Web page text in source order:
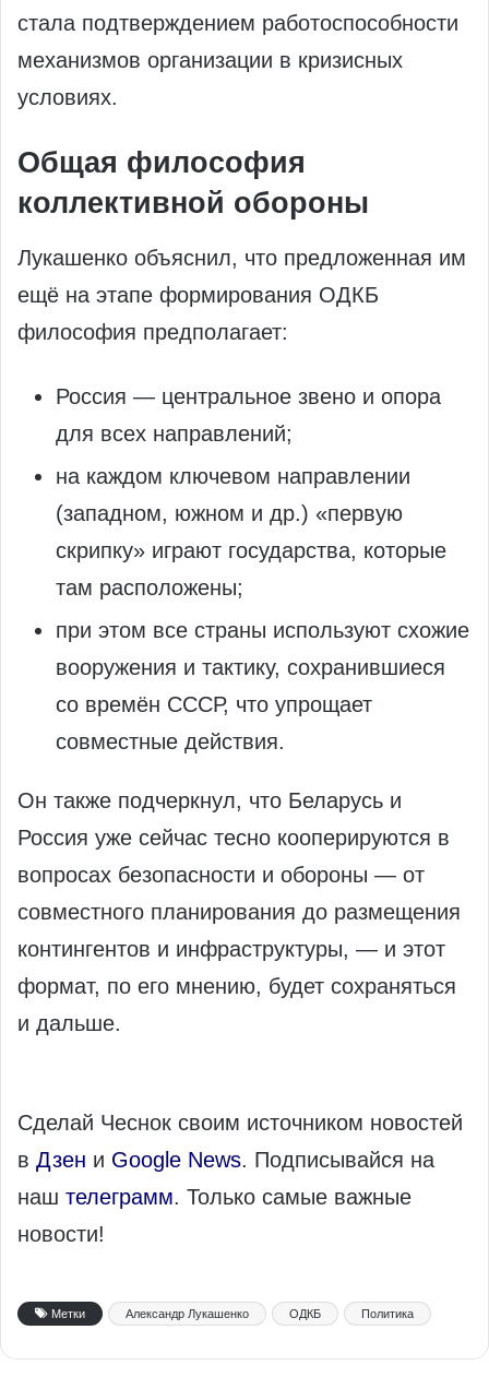
стала подтверждением работоспособности
механизмов организации в кризисных
условиях.
Общая философия
коллективной обороны
Лукашенко объяснил, что предложенная им
ещё на этапе формирования ОДКБ
философия предполагает:
Россия — центральное звено и опора
для всех направлений;
на каждом ключевом направлении
(западном, южном и др.) «первую
скрипку» играют государства, которые
там расположены;
при этом все страны используют схожие
вооружения и тактику, сохранившиеся
со времён СССР, что упрощает
совместные действия.
Он также подчеркнул, что Беларусь и
Россия уже сейчас тесно кооперируются в
вопросах безопасности и обороны — от
совместного планирования до размещения
контингентов и инфраструктуры, — и этот
формат, по его мнению, будет сохраняться
и дальше.
Сделай Чеснок своим источником новостей
в Дзен и Google News. Подписывайся на
наш телеграмм. Только самые важные
новости!
Метки Александр Лукашенко ОДКБ Политика